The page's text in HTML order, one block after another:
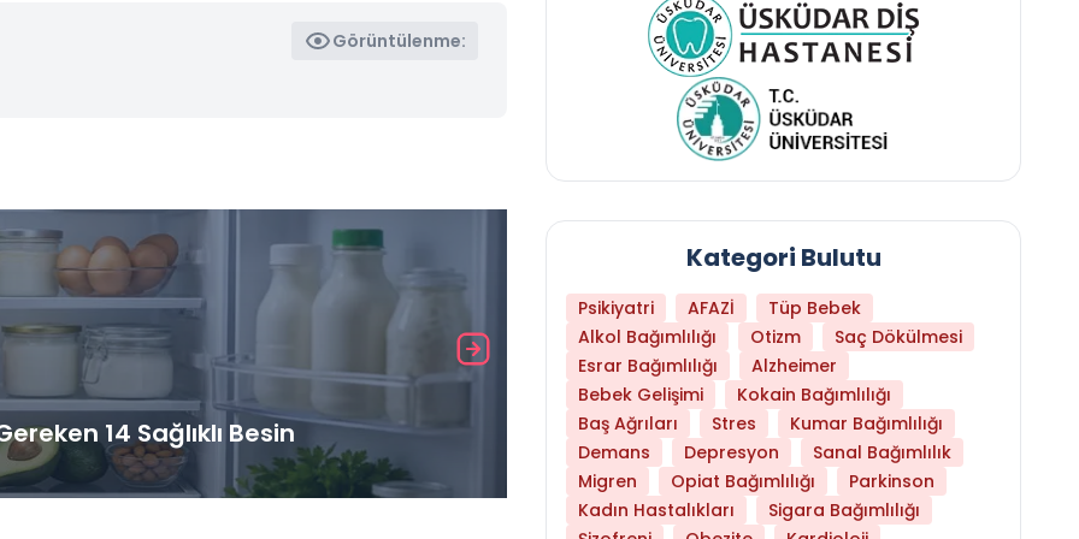
Görüntülenme:
14 Sağlıklı Besin Hangi Yaşta Hangi Testi Yaptırmanız
Kategori Bulutu
Psikiyatri AFAZİ
Tüp Bebek
Alkol Bağımlılığı
Otizm
Saç Dökülmesi
Esrar Bağımlılığı
Alzheimer
Bebek Gelişimi
Kokain Bağımlılığı
Baş Ağrıları
Stres
Kumar Bağımlılığı
Demans
Depresyon
Sanal Bağımlılık
Migren
Opiat Bağımlılığı
Parkinson
Kadın Hastalıkları
Sigara Bağımlılığı